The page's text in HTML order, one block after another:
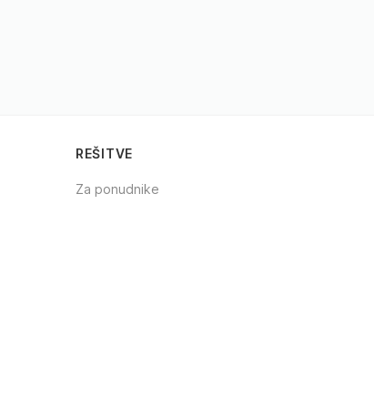
REŠITVE
Za ponudnike